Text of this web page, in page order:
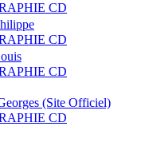
CD
CD
CD
(Site Officiel)
CD